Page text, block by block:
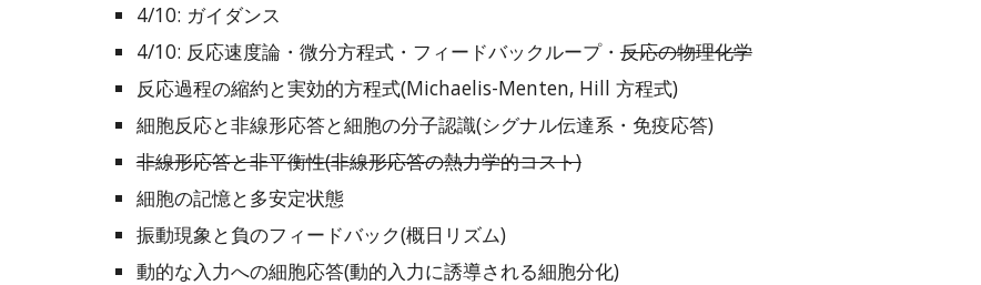
4/10: ガイダンス
4/10: 反応速度論・微分方程式・フィードバックループ・反応の物理化学
反応過程の縮約と実効的方程式(Michaelis-Menten, Hill 方程式)
細胞反応と非線形応答と細胞の分子認識(シグナル伝達系・免疫応答)
非線形応答と非平衡性(非線形応答の熱力学的コスト)
細胞の記憶と多安定状態
振動現象と負のフィードバック(概日リズム)
動的な入力への細胞応答(動的入力に誘導される細胞分化)